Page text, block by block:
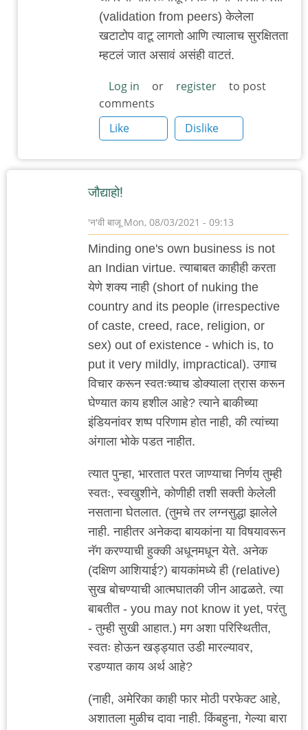
Again...
नंदन
(validation from peers) केलेला
खटाटोप वाटू लागतो आणि त्यालाच सुरक्षितता
म्हटलं जात असावं असंही वाटतं.
Log in or register
to post
comments
Like
Dislike
जौद्याहो!
'न'वी बाजू Mon, 08/03/2021 - 09:13
Minding one's own business is not
an Indian virtue. त्याबाबत काहीही करता
येणे शक्य नाही (short of nuking the
country and its people (irrespective
of caste, creed, race, religion, or
sex) out of existence - which is, to
put it very mildly, impractical). उगाच
विचार करून स्वतःच्याच डोक्याला त्रास करून
घेण्यात काय हशील आहे? त्याने बाकीच्या
इंडियनांवर शष्प परिणाम होत नाही, की त्यांच्या
अंगाला भोके पडत नाहीत.
त्यात पुन्हा, भारतात परत जाण्याचा निर्णय तुम्ही
स्वतः, स्वखुशीने, कोणीही तशी सक्ती केलेली
नसताना घेतलात. (तुमचे तर लग्नसुद्धा झालेले
नाही. नाहीतर अनेकदा बायकांना या विषयावरून
नॅग करण्याची हुक्की अधूनमधून येते. अनेक
(दक्षिण आशियाई?) बायकांमध्ये ही (relative)
सुख बोचण्याची आत्मघातकी जीन आढळते. त्या
बाबतीत - you may not know it yet, परंतु
- तुम्ही सुखी आहात.) मग अशा परिस्थितीत,
स्वतः होऊन खड्ड्यात उडी मारल्यावर,
रडण्यात काय अर्थ आहे?
(नाही, अमेरिका काही फार मोठी परफेक्ट आहे,
अशातला मुळीच दावा नाही. किंबहुना, गेल्या बारा